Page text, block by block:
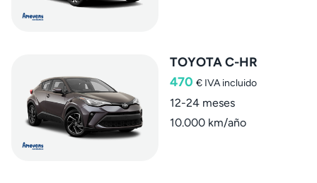
TOYOTA C-HR
470 € IVA incluido
12-24 meses
10.000 km/año